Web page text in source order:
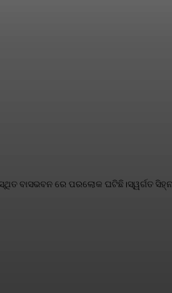
ବାସଭବନ ରେ ପରଲୋକ ଘଟିଛି।ସ୍ୱର୍ଗତ